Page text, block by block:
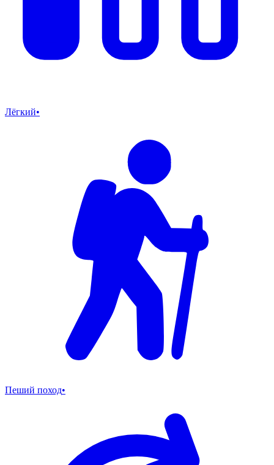
Лёгкий•
Пеший поход•